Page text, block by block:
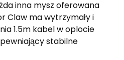
inna mysz oferowana
Claw ma wytrzymały i
1.5m kabel w oplocie
stabilne